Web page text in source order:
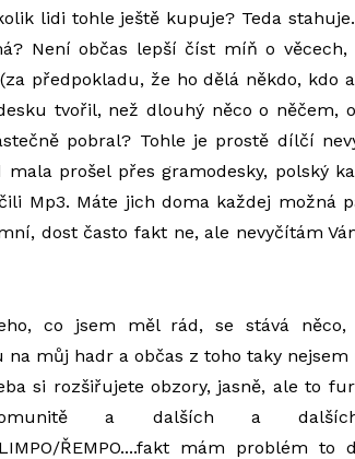
lidi tohle ještě kupuje? Teda
Není občas lepší číst míň o věcech,
předpokladu, že ho dělá někdo, kdo
tvořil, než dlouhý něco o něčem,
pobral? Tohle je prostě dílčí
prošel přes gramodesky, polský
Mp3. Máte jich doma každej možná
dost často fakt ne, ale nevyčítám
co jsem měl rád, se stává
můj hadr a občas z toho taky nejsem
si rozšiřujete obzory, jasně, ale to
komunitě a dalších a
LIMPO/ŘEMPO....fakt mám problém